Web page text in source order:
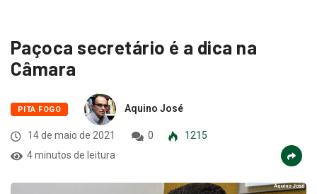
Câmara
14 de maio de 2021
4 minutos de leitura